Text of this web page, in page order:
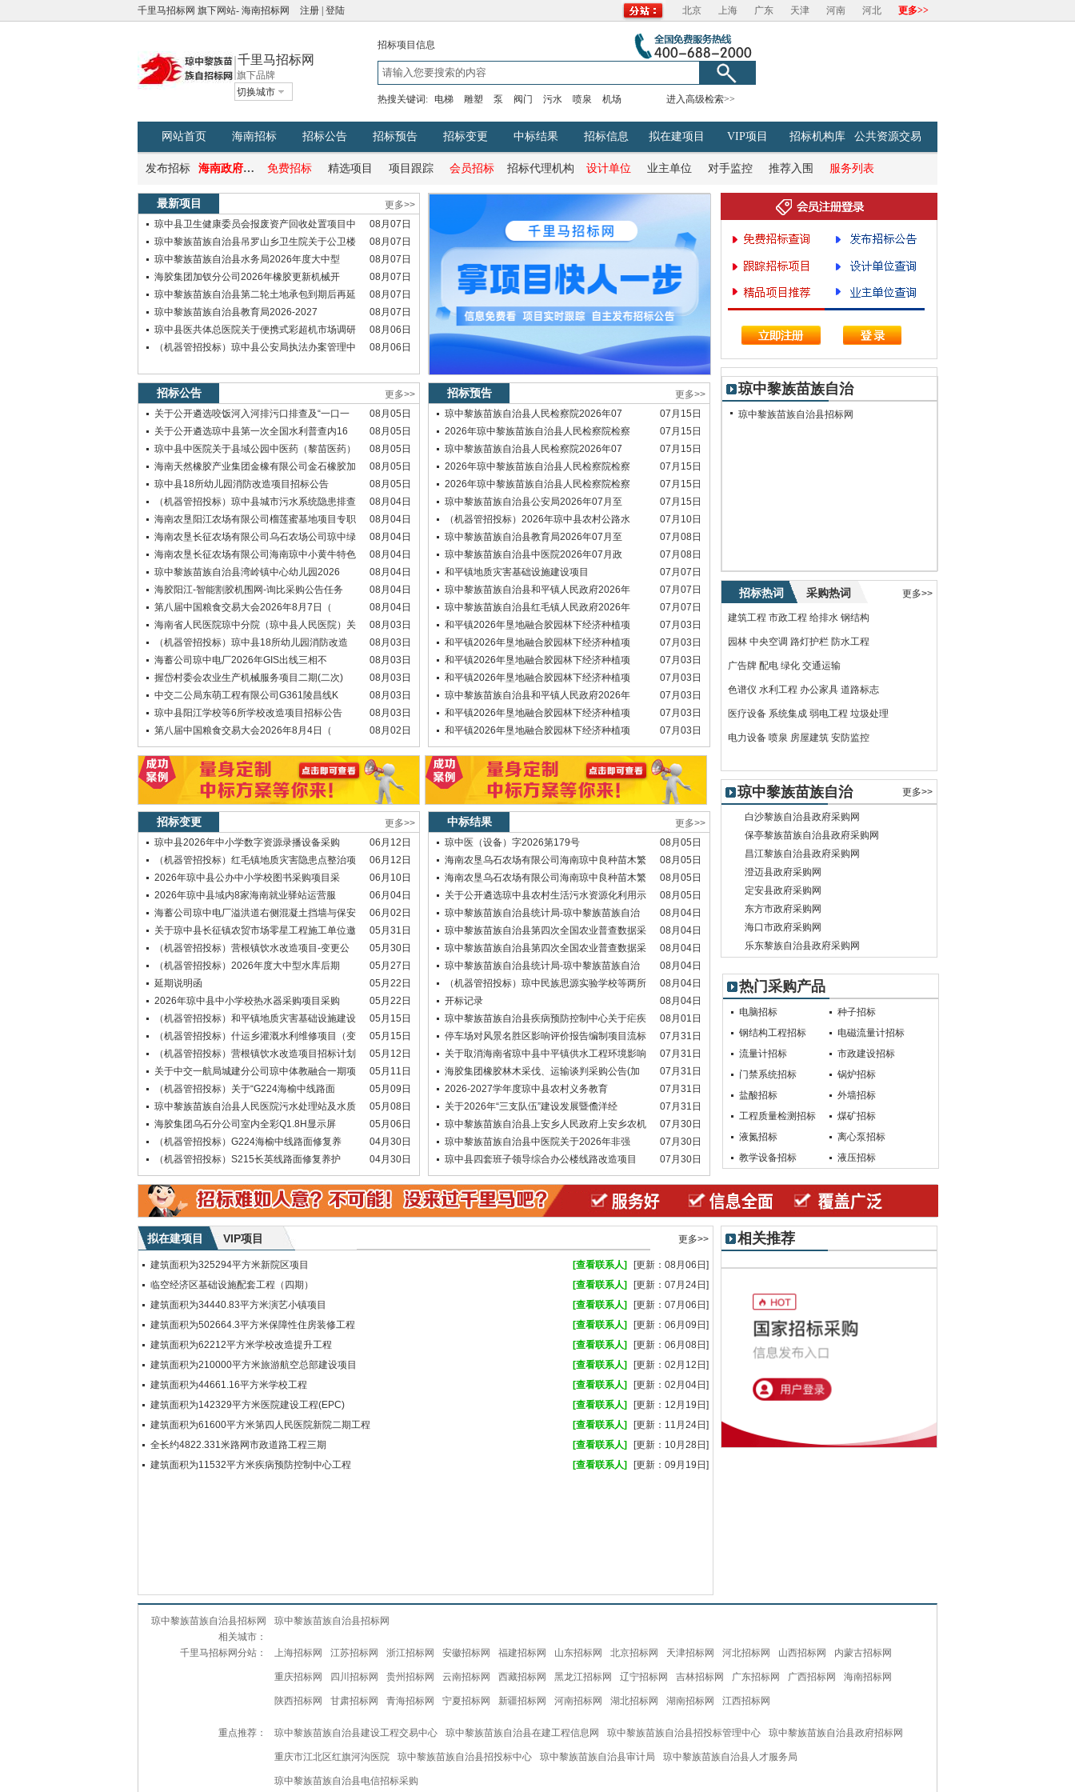
千里马招标网 旗下网站- 海南招标网 注册 登陆 更多>>
河北
河南
天津
广东
上海
北京
千里马招标网
旗下品牌
切换城市
招标项目信息
热搜关键词: 电梯 雕塑 泵 阀门 污水 喷泉 机场 进入高级检索>>
网站首页 海南招标 招标公告 招标预告 招标变更 中标结果 招标信息 拟在建项目 VIP项目 招标机构库 公共资源交易
发布招标 海南政府采购网 免费招标 精选项目 项目跟踪 会员招标 招标代理机构 设计单位 业主单位 对手监控 推荐入围 服务列表
最新项目
更多>>
琼中县卫生健康委员会报废资产回收处置项目中
08月07日
琼中黎族苗族自治县吊罗山乡卫生院关于公卫楼
08月07日
琼中黎族苗族自治县水务局2026年度大中型
08月07日
海胶集团加钗分公司2026年橡胶更新机械开
08月07日
琼中黎族苗族自治县第二轮土地承包到期后再延
08月07日
琼中黎族苗族自治县教育局2026-2027
08月07日
琼中县医共体总医院关于便携式彩超机市场调研
08月06日
（机器管招投标）琼中县公安局执法办案管理中
08月06日
招标公告
更多>>
关于公开遴选咬饭河入河排污口排查及“一口一
08月05日
关于公开遴选琼中县第一次全国水利普查内16
08月05日
琼中县中医院关于县域公园中医药（黎苗医药）
08月05日
海南天然橡胶产业集团金橡有限公司金石橡胶加
08月05日
琼中县18所幼儿园消防改造项目招标公告
08月05日
（机器管招投标）琼中县城市污水系统隐患排查
08月04日
海南农垦阳江农场有限公司榴莲蜜基地项目专职
08月04日
海南农垦长征农场有限公司乌石农场公司琼中绿
08月04日
海南农垦长征农场有限公司海南琼中小黄牛特色
08月04日
琼中黎族苗族自治县湾岭镇中心幼儿园2026
08月04日
海胶阳江-智能割胶机围网-询比采购公告任务
08月04日
第八届中国粮食交易大会2026年8月7日（
08月04日
海南省人民医院琼中分院（琼中县人民医院）关
08月03日
（机器管招投标）琼中县18所幼儿园消防改造
08月03日
海蓄公司琼中电厂2026年GIS出线三相不
08月03日
握岱村委会农业生产机械服务项目二期(二次)
08月03日
中交二公局东萌工程有限公司G361陵昌线K
08月03日
琼中县阳江学校等6所学校改造项目招标公告
08月03日
第八届中国粮食交易大会2026年8月4日（
08月02日
招标预告
更多>>
琼中黎族苗族自治县人民检察院2026年07
07月15日
2026年琼中黎族苗族自治县人民检察院检察
07月15日
琼中黎族苗族自治县人民检察院2026年07
07月15日
2026年琼中黎族苗族自治县人民检察院检察
07月15日
2026年琼中黎族苗族自治县人民检察院检察
07月15日
琼中黎族苗族自治县公安局2026年07月至
07月15日
（机器管招投标）2026年琼中县农村公路水
07月10日
琼中黎族苗族自治县教育局2026年07月至
07月08日
琼中黎族苗族自治县中医院2026年07月政
07月08日
和平镇地质灾害基础设施建设项目
07月07日
琼中黎族苗族自治县和平镇人民政府2026年
07月07日
琼中黎族苗族自治县红毛镇人民政府2026年
07月07日
和平镇2026年垦地融合胶园林下经济种植项
07月03日
和平镇2026年垦地融合胶园林下经济种植项
07月03日
和平镇2026年垦地融合胶园林下经济种植项
07月03日
和平镇2026年垦地融合胶园林下经济种植项
07月03日
琼中黎族苗族自治县和平镇人民政府2026年
07月03日
和平镇2026年垦地融合胶园林下经济种植项
07月03日
和平镇2026年垦地融合胶园林下经济种植项
07月03日
招标变更
更多>>
琼中县2026年中小学数字资源录播设备采购
06月12日
（机器管招投标）红毛镇地质灾害隐患点整治项
06月12日
2026年琼中县公办中小学校图书采购项目采
06月10日
2026年琼中县域内8家海南就业驿站运营服
06月04日
海蓄公司琼中电厂溢洪道右侧混凝土挡墙与保安
06月02日
关于琼中县长征镇农贸市场零星工程施工单位邀
05月31日
（机器管招投标）营根镇饮水改造项目-变更公
05月30日
（机器管招投标）2026年度大中型水库后期
05月27日
延期说明函
05月22日
2026年琼中县中小学校热水器采购项目采购
05月22日
（机器管招投标）和平镇地质灾害基础设施建设
05月15日
（机器管招投标）什运乡灌溉水利维修项目（变
05月15日
（机器管招投标）营根镇饮水改造项目招标计划
05月12日
关于中交一航局城建分公司琼中体教融合一期项
05月11日
（机器管招投标）关于“G224海榆中线路面
05月09日
琼中黎族苗族自治县人民医院污水处理站及水质
05月08日
海胶集团乌石分公司室内全彩Q1.8H显示屏
05月06日
（机器管招投标）G224海榆中线路面修复养
04月30日
（机器管招投标）S215长英线路面修复养护
04月30日
中标结果
更多>>
琼中医（设备）字2026第179号
08月05日
海南农垦乌石农场有限公司海南琼中良种苗木繁
08月05日
海南农垦乌石农场有限公司海南琼中良种苗木繁
08月05日
关于公开遴选琼中县农村生活污水资源化利用示
08月05日
琼中黎族苗族自治县统计局-琼中黎族苗族自治
08月04日
琼中黎族苗族自治县第四次全国农业普查数据采
08月04日
琼中黎族苗族自治县第四次全国农业普查数据采
08月04日
琼中黎族苗族自治县统计局-琼中黎族苗族自治
08月04日
（机器管招投标）琼中民族思源实验学校等两所
08月04日
开标记录
08月04日
琼中黎族苗族自治县疾病预防控制中心关于疟疾
08月01日
停车场对风景名胜区影响评价报告编制项目流标
07月31日
关于取消海南省琼中县中平镇供水工程环境影响
07月31日
海胶集团橡胶林木采伐、运输谈判采购公告(加
07月31日
2026-2027学年度琼中县农村义务教育
07月31日
关于2026年“三支队伍”建设发展暨儋洋经
07月31日
琼中黎族苗族自治县上安乡人民政府上安乡农机
07月30日
琼中黎族苗族自治县中医院关于2026年非强
07月30日
琼中县四套班子领导综合办公楼线路改造项目
07月30日
琼中黎族苗族自治
县招标网
琼中黎族苗族自治县招标网
更多>>
招标热词 采购热词
建筑工程 市政工程 给排水 钢结构
园林 中央空调 路灯护栏 防水工程
广告牌 配电 绿化 交通运输
色谱仪 水利工程 办公家具 道路标志
医疗设备 系统集成 弱电工程 垃圾处理
电力设备 喷泉 房屋建筑 安防监控
琼中黎族苗族自治
县政府采购网
更多>>
白沙黎族自治县政府采购网
保亭黎族苗族自治县政府采购网
昌江黎族自治县政府采购网
澄迈县政府采购网
定安县政府采购网
东方市政府采购网
海口市政府采购网
乐东黎族自治县政府采购网
热门采购产品
电脑招标
种子招标
钢结构工程招标
电磁流量计招标
流量计招标
市政建设招标
门禁系统招标
锅炉招标
盐酸招标
外墙招标
工程质量检测招标
煤矿招标
液氮招标
离心泵招标
教学设备招标
液压招标
更多>>
拟在建项目 VIP项目
建筑面积为325294平方米新院区项目 [查看联系人]
[更新：08月06日]
临空经济区基础设施配套工程（四期）
[查看联系人]
[更新：07月24日]
建筑面积为34440.83平方米演艺小镇项目
[查看联系人]
[更新：07月06日]
建筑面积为502664.3平方米保障性住房装修工程
[查看联系人]
[更新：06月09日]
建筑面积为62212平方米学校改造提升工程
[查看联系人]
[更新：06月08日]
建筑面积为210000平方米旅游航空总部建设项目
[查看联系人]
[更新：02月12日]
建筑面积为44661.16平方米学校工程
[查看联系人]
[更新：02月04日]
建筑面积为142329平方米医院建设工程(EPC)
[查看联系人]
[更新：12月19日]
建筑面积为61600平方米第四人民医院新院二期工程
[查看联系人]
[更新：11月24日]
全长约4822.331米路网市政道路工程三期
[查看联系人]
[更新：10月28日]
建筑面积为11532平方米疾病预防控制中心工程
[查看联系人] [更新：09月19日]
相关推荐
琼中黎族苗族自治县招标网
相关城市：
琼中黎族苗族自治县招标网
千里马招标网分站： 上海招标网 江苏招标网 浙江招标网 安徽招标网 福建招标网 山东招标网 北京招标网 天津招标网 河北招标网 山西招标网 内蒙古招标网
重庆招标网 四川招标网 贵州招标网 云南招标网 西藏招标网 黑龙江招标网 辽宁招标网 吉林招标网 广东招标网 广西招标网 海南招标网
陕西招标网 甘肃招标网 青海招标网 宁夏招标网 新疆招标网 河南招标网 湖北招标网 湖南招标网 江西招标网
重点推荐： 琼中黎族苗族自治县建设工程交易中心 琼中黎族苗族自治县在建工程信息网 琼中黎族苗族自治县招投标管理中心 琼中黎族苗族自治县政府招标网
重庆市江北区红旗河沟医院 琼中黎族苗族自治县招投标中心 琼中黎族苗族自治县审计局 琼中黎族苗族自治县人才服务局
琼中黎族苗族自治县电信招标采购